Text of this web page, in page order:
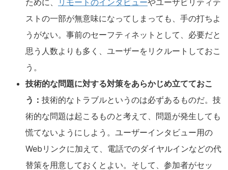
ために、 リモートのインタビューやユーザビリティテ
ストの一部が無意味になってしまっても、手の打ちよ
うがない。事前のセーフティネットとして、必要だと
思う人数よりも多く、ユーザーをリクルートしておこ
う。
技術的な問題に対する対策をあらかじめ立てておこ
う： 技術的なトラブルというのは必ずあるものだ。技
術的な問題は起こるものと考えて、問題が発生しても
慌てないようにしよう。ユーザーインタビュー用の
Webリンクに加えて、電話でのダイヤルインなどの代
替策を用意しておくとよい。そして、参加者がセッ